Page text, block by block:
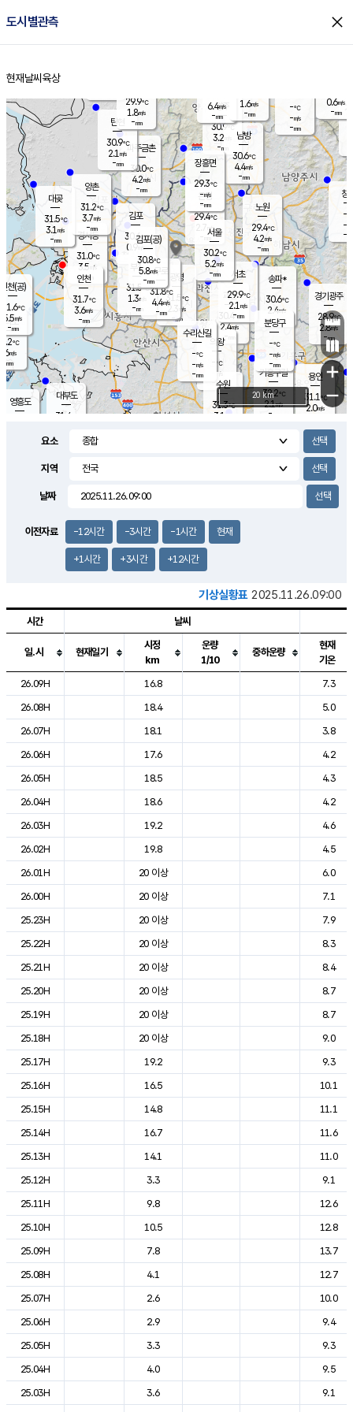
도시별관측 close
홈
현재날씨 육상
의도
℃
m/s
mm
영흥도
양주
30.9℃
3.2
-mm
과천
30.4℃
2.4m/s
- mm
용인
31.1℃
2.0m/s
경기광주
28.9℃
2.8m/s
-mm
4.0m/s
대부도
31.4
경서동
31.0℃
3.5 m/s
-mm
파주금촌
30.0℃
4.2m/s
-mm
-℃
-m/s
-mm
대곶
31.5℃
3.1 m/s
-mm
창
-
-m/
-
탄현
30.9℃
2.1 m/s
-mm
0.6m/s
-mm
의왕
- ℃
m/s
mm
김포
30.6℃
0.9 m/s
mm
광명
31.5 ℃
2.3 m/s
-mm
부천
31.5℃
1.3m/s
-mm
양촌
31.2℃
3.7m/s
-mm
구로
31.8℃
4.4m/s
-mm
은평
29.4℃
2.7 m/s
- mm
노원
29.4℃
4.2m/s
-mm
송파*
30.6℃
2.4m/s
-mm
서초
29.9℃
2.1 m/s
-mm
남방
30.6℃
4.4m/s
-mm
기흥구갈
32.2℃
2.1m/s
-
수리산길
-℃
-m/s
-mm
분당구
-℃
-m/s
-mm
장흥면
29.3℃
-m/s
-mm
6.4m/s
-mm
인천(공)
31.6℃
5.5m/s
-mm
김포(공)
30.8℃
5.8m/s
-mm
수원
31.3℃
3.1 m/s
인천
31.7℃
3.6m/s
-mm
서울
30.2℃
5.2m/s
-mm
29.9℃
1.8m/s
-mm
1.6m/s
-mm
+
−
20 km
요소
지역
날짜
이전자료 -12시간 -3시간 -1시간 현재
+1시간 +3시간 +12시간
기상실황표 2025.11.26.09:00
도시별 기상실황표로 지점, 날씨, 기온, 강수, 바람, 기압등을 안내한 표입
시간 날씨
일.시 현재일기
시정
km
운량
1/10
중하운량
현재
기온
26.09H
16.8
7.3
26.08H
18.4
5.0
26.07H
18.1
3.8
26.06H
17.6
4.2
26.05H
18.5
4.3
26.04H
18.6
4.2
26.03H
19.2
4.6
26.02H
19.8
4.5
26.01H
20 이상
6.0
26.00H
20 이상
7.1
25.23H
20 이상
7.9
25.22H
20 이상
8.3
25.21H
20 이상
8.4
25.20H
20 이상
8.7
25.19H
20 이상
8.7
25.18H
20 이상
9.0
25.17H
19.2
9.3
25.16H
16.5
10.1
25.15H
14.8
11.1
25.14H
16.7
11.6
25.13H
14.1
11.0
25.12H
3.3
9.1
25.11H
9.8
12.6
25.10H
10.5
12.8
25.09H
7.8
13.7
25.08H
4.1
12.7
25.07H
2.6
10.0
25.06H
2.9
9.4
25.05H
3.3
9.3
25.04H
4.0
9.5
25.03H
3.6
9.1